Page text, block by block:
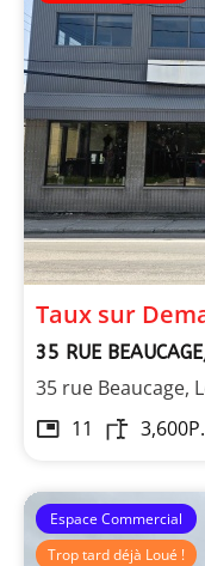
Taux sur
35 RUE
35 rue Beaucage,
11
3,600
Espace Commercial
Trop tard déjà Loué !